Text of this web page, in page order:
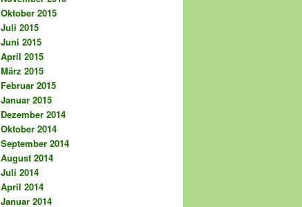
Oktober 2015
Juli 2015
Juni 2015
April 2015
März 2015
Februar 2015
Januar 2015
Dezember 2014
Oktober 2014
September 2014
August 2014
Juli 2014
April 2014
Januar 2014